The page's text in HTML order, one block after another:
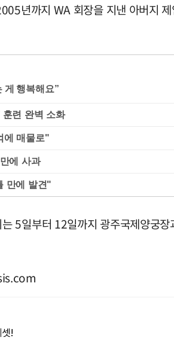
년까지 WA 회장을 지낸 아버지
련 완벽 소화
에 매물로"
에 사과
만에 발견"
5일부터 12일까지 광주국제양궁